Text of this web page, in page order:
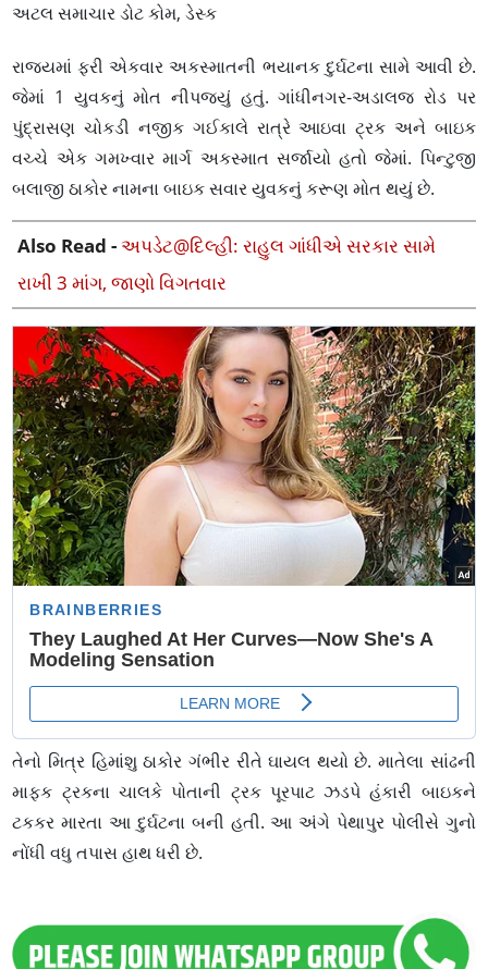
અટલ સમાચાર ડોટ કોમ, ડેસ્ક
રાજ્યમાં ફરી એકવાર અકસ્માતની ભયાનક દુર્ઘટના સામે આવી છે.
જેમાં 1 યુવકનું મોત નીપજયું હતું. ગાંધીનગર-અડાલજ રોડ પર
પુંદ્રાસણ ચોકડી નજીક ગઈકાલે રાત્રે આઇવા ટ્રક અને બાઇક
વચ્ચે એક ગમખ્વાર માર્ગ અકસ્માત સર્જાયો હતો જેમાં. પિન્ટુજી
બલાજી ઠાકોર નામના બાઇક સવાર યુવકનું કરૂણ મોત થયું છે.
Also Read -અપડેટ@દિલ્હી: રાહુલ ગાંધીએ સરકાર સામે
રાખી 3 માંગ, જાણો વિગતવાર
તેનો મિત્ર હિમાંશુ ઠાકોર ગંભીર રીતે ઘાયલ થયો છે. માતેલા સાંઢની
માફક ટ્રકના ચાલકે પોતાની ટ્રક પૂરપાટ ઝડપે હંકારી બાઇકને
ટકકર મારતા આ દુર્ઘટના બની હતી. આ અંગે પેથાપુર પોલીસે ગુનો
નોંધી વધુ તપાસ હાથ ધરી છે.